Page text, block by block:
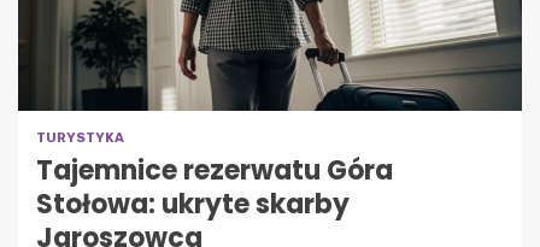
TURYSTYKA
Tajemnice rezerwatu Góra
Stołowa: ukryte skarby
Jaroszowca